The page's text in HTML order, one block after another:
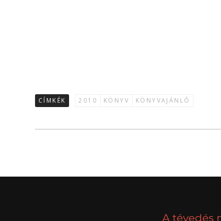
CÍMKÉK 2010 KÖNYV KÖNYVAJÁNLÓ
A tévedés